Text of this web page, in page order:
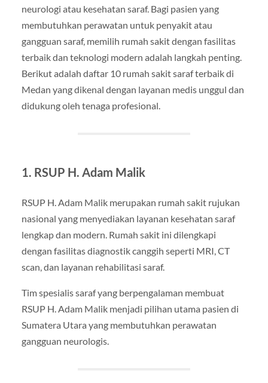
neurologi atau kesehatan saraf. Bagi pasien yang
membutuhkan perawatan untuk penyakit atau
gangguan saraf, memilih rumah sakit dengan fasilitas
terbaik dan teknologi modern adalah langkah penting.
Berikut adalah daftar 10 rumah sakit saraf terbaik di
Medan yang dikenal dengan layanan medis unggul dan
didukung oleh tenaga profesional.
1. RSUP H. Adam Malik
RSUP H. Adam Malik merupakan rumah sakit rujukan
nasional yang menyediakan layanan kesehatan saraf
lengkap dan modern. Rumah sakit ini dilengkapi
dengan fasilitas diagnostik canggih seperti MRI, CT
scan, dan layanan rehabilitasi saraf.
Tim spesialis saraf yang berpengalaman membuat
RSUP H. Adam Malik menjadi pilihan utama pasien di
Sumatera Utara yang membutuhkan perawatan
gangguan neurologis.